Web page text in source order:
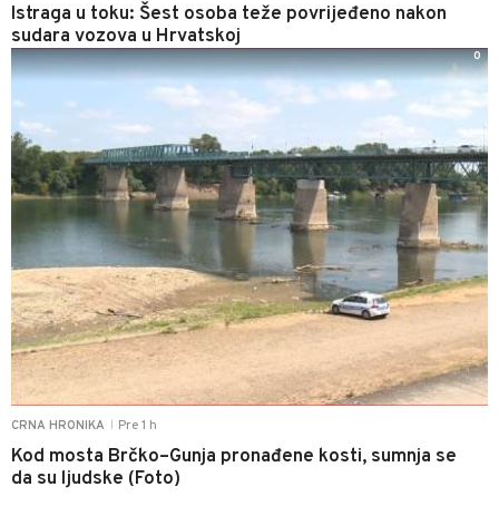
Istraga u toku: Šest osoba teže povrijeđeno nakon
sudara vozova u Hrvatskoj
CRNA HRONIKA Pre 1 h
Kod mosta Brčko–Gunja pronađene kosti, sumnja se
da su ljudske (Foto)
0